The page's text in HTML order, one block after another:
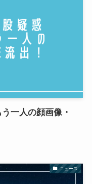
一人の顔画像・
ニュース